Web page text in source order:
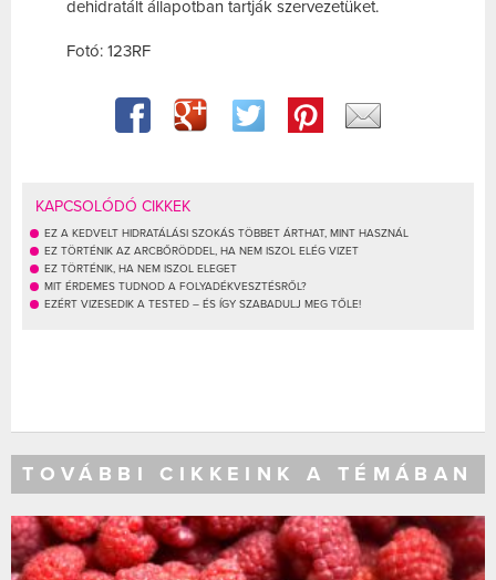
dehidratált állapotban tartják szervezetüket.
Fotó: 123RF
KAPCSOLÓDÓ CIKKEK
EZ A KEDVELT HIDRATÁLÁSI SZOKÁS TÖBBET ÁRTHAT, MINT HASZNÁL
EZ TÖRTÉNIK AZ ARCBŐRÖDDEL, HA NEM ISZOL ELÉG VIZET
EZ TÖRTÉNIK, HA NEM ISZOL ELEGET
MIT ÉRDEMES TUDNOD A FOLYADÉKVESZTÉSRŐL?
EZÉRT VIZESEDIK A TESTED – ÉS ÍGY SZABADULJ MEG TŐLE!
TOVÁBBI CIKKEINK A TÉMÁBAN